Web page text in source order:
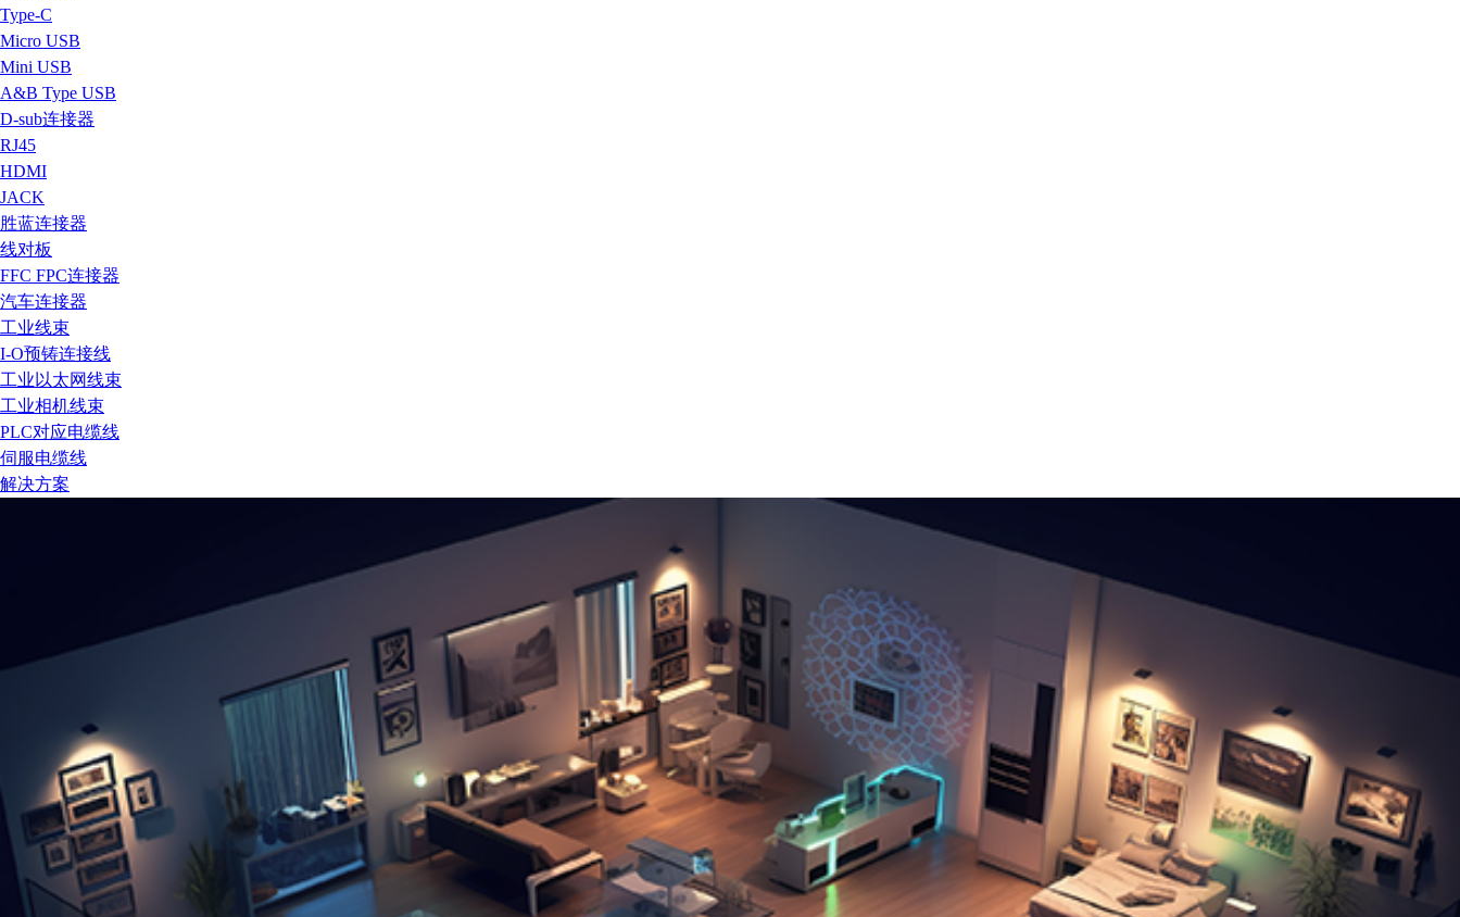
Type-C
Micro USB
Mini USB
A&B Type USB
D-sub连接器
RJ45
HDMI
JACK
胜蓝连接器
线对板
FFC FPC连接器
汽车连接器
工业线束
I-O预铸连接线
工业以太网线束
工业相机线束
PLC对应电缆线
伺服电缆线
解决方案